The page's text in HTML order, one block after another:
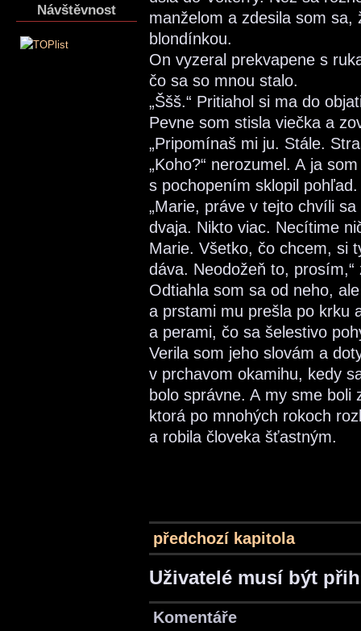
Návštěvnost
manželom a zdesila som
blondínkou.
On vyzeral prekvapene s
čo sa so mnou stalo.
„Ššš.“ Pritiahol si ma do
Pevne som stisla viečka a
„Pripomínaš mi ju. Stále.
„Koho?“ nerozumel. A ja
s pochopením sklopil pohľad.
„Marie, práve v tejto chvíli
dvaja. Nikto viac. Necítime
Marie. Všetko, čo chcem, si
dáva. Neodožeň to,
Odtiahla som sa od neho,
a prstami mu prešla po krku
a perami, čo sa šelestivo
Verila som jeho slovám a
v prchavom okamihu, kedy
bolo správne. A my sme
ktorá po mnohých rokoch
a robila človeka šťastným.
předchozí kapitola
Uživatelé musí být
Komentáře